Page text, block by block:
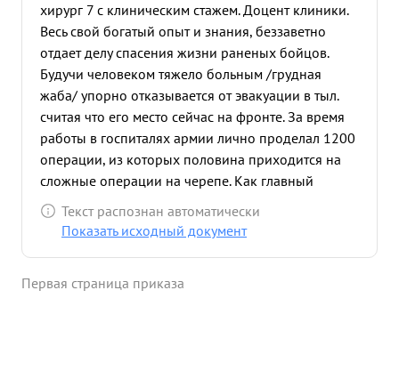
хирург 7 с клиническим стажем. Доцент клиники.
Весь свой богатый опыт и знания, беззаветно
отдает делу спасения жизни раненых бойцов.
Будучи человеком тяжело больным /грудная
жаба/ упорно отказывается от эвакуации в тыл.
считая что его место сейчас на фронте. За время
работы в госпиталях армии лично проделал 1200
операции, из которых половина приходится на
сложные операции на черепе. Как главный
хирург госпиталя подготовил ряд молодых
врачен В течение 4-х м-в работал в госпитале 1-
для хирургической работы в мед. санбатах и
Текст распознан автоматически
Показать исходный документ
Первая страница приказа